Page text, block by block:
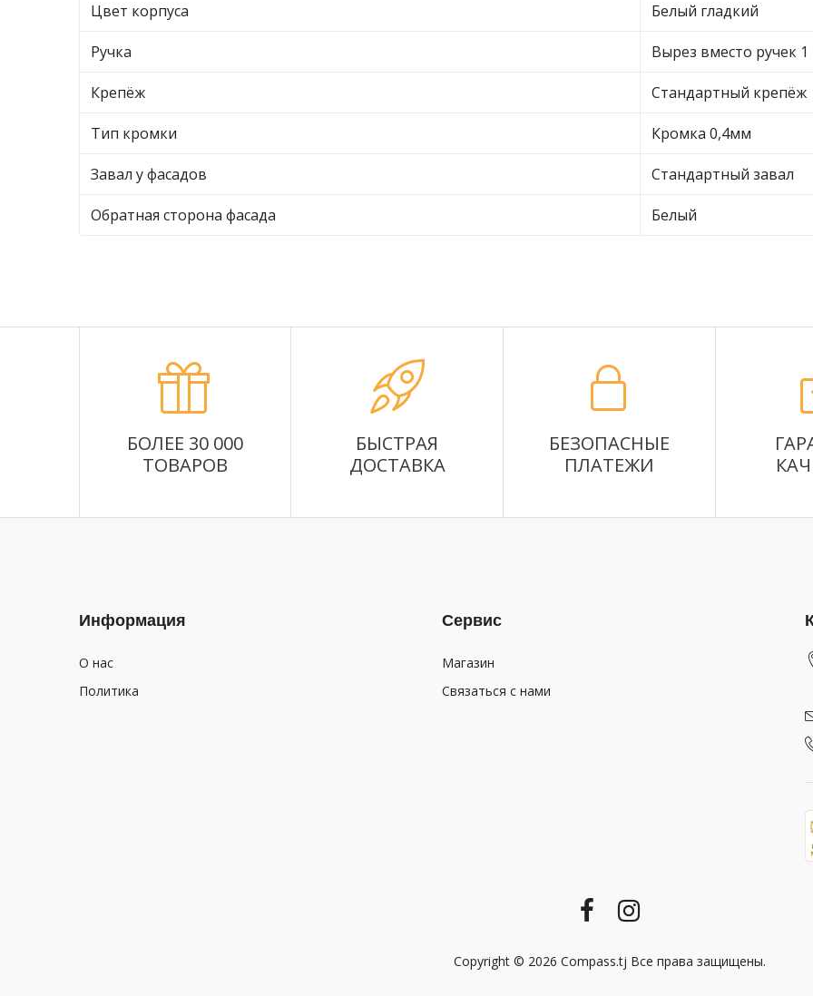
Цвет корпуса Белый гладкий
Ручка Вырез вместо ручек 1
Крепёж Стандартный крепёж
Тип кромки Кромка 0,4мм
Завал у фасадов Стандартный завал
Обратная сторона фасада Белый
БОЛЕЕ 30 000
ТОВАРОВ
БЫСТРАЯ
ДОСТАВКА
БЕЗОПАСНЫЕ
ПЛАТЕЖИ
Информация
О нас
Политика
Сервис
Магазин
Связаться с нами
Copyright © 2026 Compass.tj Все права защищены.